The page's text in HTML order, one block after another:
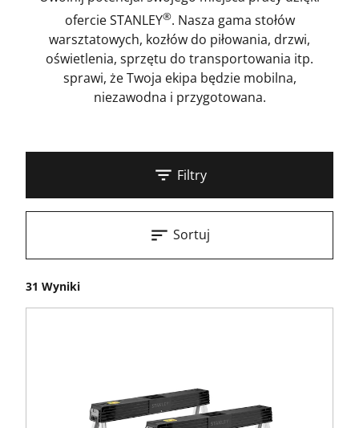
ofercie STANLEY®. Nasza gama stołów
warsztatowych, kozłów do piłowania, drzwi,
oświetlenia, sprzętu do transportowania itp.
sprawi, że Twoja ekipa będzie mobilna,
niezawodna i przygotowana.
Filtry
31 Wyniki
Sortuj